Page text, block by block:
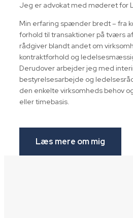
Jeg er advokat med møderet for
Min erfaring spænder bredt – fra
forhold til transaktioner på tværs
rådgiver blandt andet om
kontraktforhold og
Derudover arbejder jeg med
bestyrelsesarbejde og
den enkelte virksomheds behov
eller timebasis.
Læs mere om mig